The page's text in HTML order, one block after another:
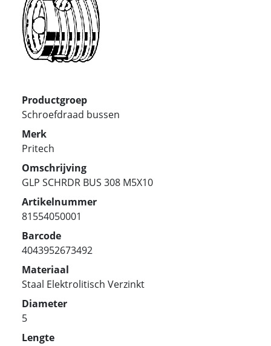
Productgroep
Schroefdraad bussen
Merk
Pritech
Omschrijving
GLP SCHRDR BUS 308 M5X10
Artikelnummer
81554050001
Barcode
4043952673492
Materiaal
Staal Elektrolitisch Verzinkt
Diameter
5
Lengte